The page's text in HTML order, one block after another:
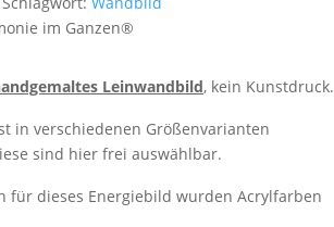
im Ganzen®
Leinwandbild, kein Kunstdruck.
in verschiedenen Größenvarianten
sind hier frei auswählbar.
für dieses Energiebild wurden Acrylfarben